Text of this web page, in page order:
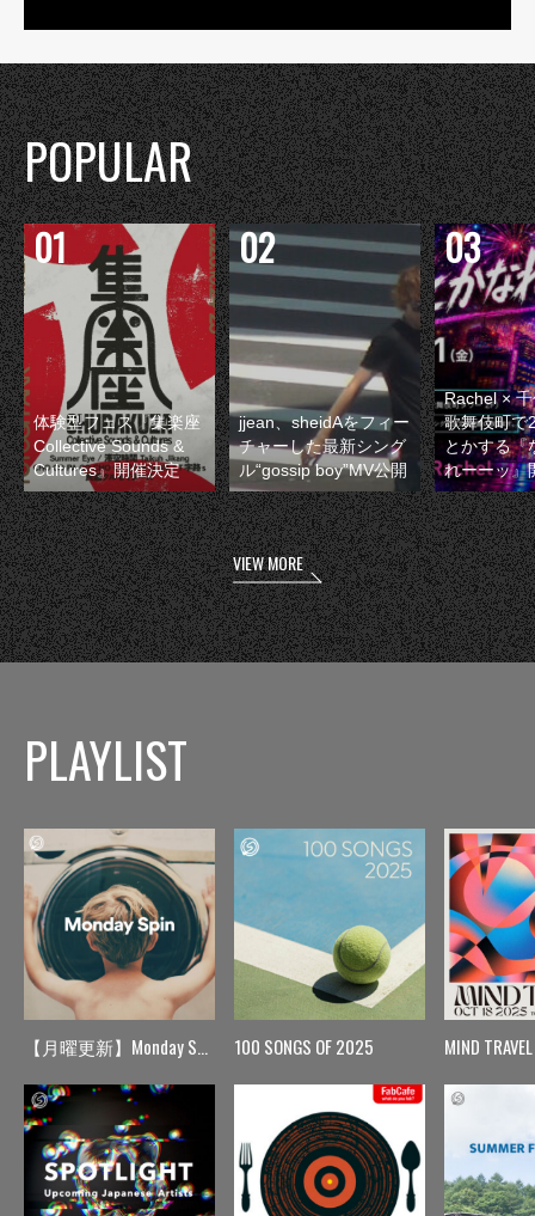
POPULAR
体験型フェス『集楽座
Collective Sounds &
Cultures』開催決定
jjean、sheidAをフィー
チャーした最新シング
ル“gossip boy”MV公開
Rachel ×
歌舞伎町で
とかする『
れーーッ』
VIEW MORE
PLAYLIST
【月曜更新】Monday Spin 100 SONGS OF 2025 MIND TRAVEL